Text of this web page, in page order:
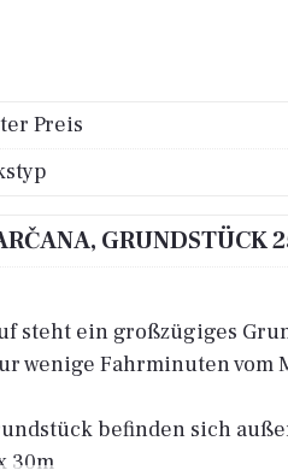
Preis
GRUNDSTÜCK
steht ein großzügiges
wenige Fahrminuten
befinden sich
30m